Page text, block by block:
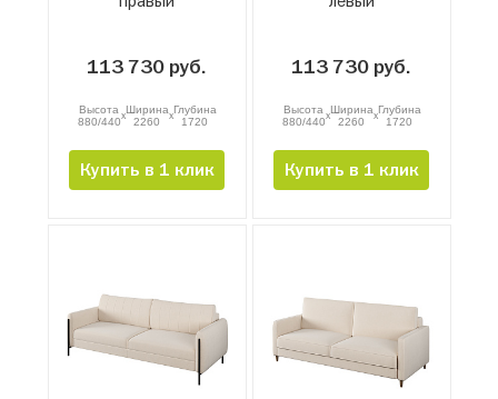
113 730 руб.
Высота
880/440xШирина
2260
xГлубина
1720
Купить в 1 клик
113 730 руб.
Высота
880/440xШирина
2260
xГлубина
1720
Купить в 1 клик